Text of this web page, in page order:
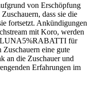
von Erschöpfung
dass sie die
fortsetzt. Ankündigungen
mit Koro, werden
für
eine gute
an die Zuschauer und
Erfahrungen im